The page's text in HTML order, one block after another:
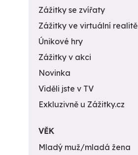
Zážitky se zvířaty
Zážitky ve virtuální realitě
Únikové hry
Zážitky v akci
Novinka
Viděli jste v TV
Exkluzivně u Zážitky.cz
VĚK
Mladý muž/mladá žena